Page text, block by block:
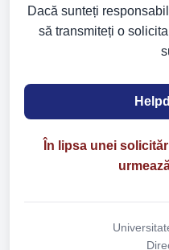
Dacă sunteți
să transmiteți o
În lipsa unei